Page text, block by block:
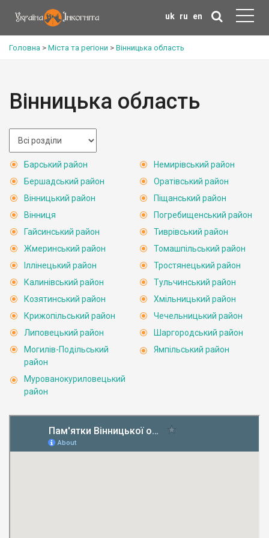
uk ru en
Головна > Міста та регіони > Вінницька область
Вінницька область
Барський район
Бершадський район
Вінницький район
Вінниця
Гайсинський район
Жмеринський район
Іллінецький район
Калинівський район
Козятинський район
Крижопільський район
Липовецький район
Могилів-Подільський
район
Мурованокуриловецький
район
Немирівський район
Оратівський район
Піщанський район
Погребищенський район
Тиврівський район
Томашпільський район
Тростянецький район
Тульчинський район
Хмільницький район
Чечельницький район
Шаргородський район
Ямпільський район